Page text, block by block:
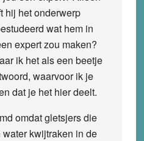
hij het onderwerp
wat hem in
expert zou maken?
ik het als een beetje
waarvoor ik je
dat je het hier deelt.
omdat gletsjers die
kwijtraken in de